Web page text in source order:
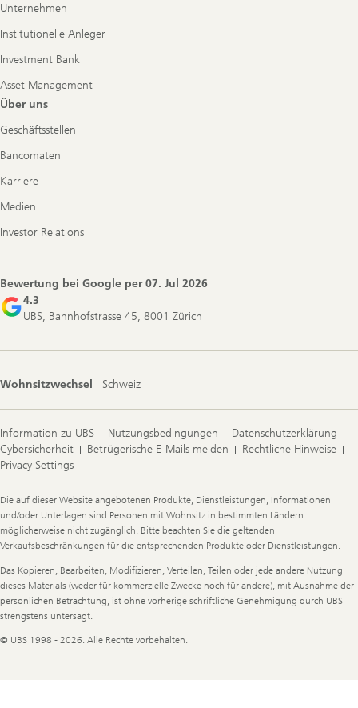
Unternehmen
Institutionelle Anleger
Investment Bank
Asset Management
Über uns
Geschäftsstellen
Bancomaten
Karriere
Medien
Investor Relations
Bewertung bei Google per07. Jul 2026
4.3
UBS, Bahnhofstrasse 45, 8001 Zürich
Wohnsitzwechsel Schweiz
Information zu UBS Nutzungsbedingungen
Datenschutzerklärung
Cybersicherheit
Betrügerische E-Mails melden
Rechtliche Hinweise
Privacy Settings
Legal
Information
Die auf dieser Website angebotenen Produkte, Dienstleistungen, Informationen
und/oder Unterlagen sind Personen mit Wohnsitz in bestimmten Ländern
möglicherweise nicht zugänglich. Bitte beachten Sie die geltenden
Verkaufsbeschränkungen für die entsprechenden Produkte oder Dienstleistungen.
Das Kopieren, Bearbeiten, Modifizieren, Verteilen, Teilen oder jede andere Nutzung
dieses Materials (weder für kommerzielle Zwecke noch für andere), mit Ausnahme der
persönlichen Betrachtung, ist ohne vorherige schriftliche Genehmigung durch UBS
strengstens untersagt.
© UBS 1998 - 2026. Alle Rechte vorbehalten.